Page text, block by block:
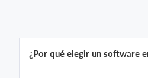
¿Por qué elegir un software